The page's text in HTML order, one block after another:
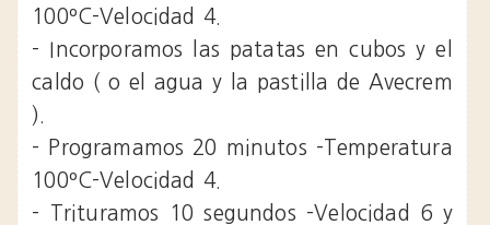
100ºC-Velocidad 4.
- Incorporamos las patatas en cubos y el
caldo ( o el agua y la pastilla de Avecrem
).
- Programamos 20 minutos -Temperatura
100ºC-Velocidad 4.
- Trituramos 10 segundos -Velocidad 6 y